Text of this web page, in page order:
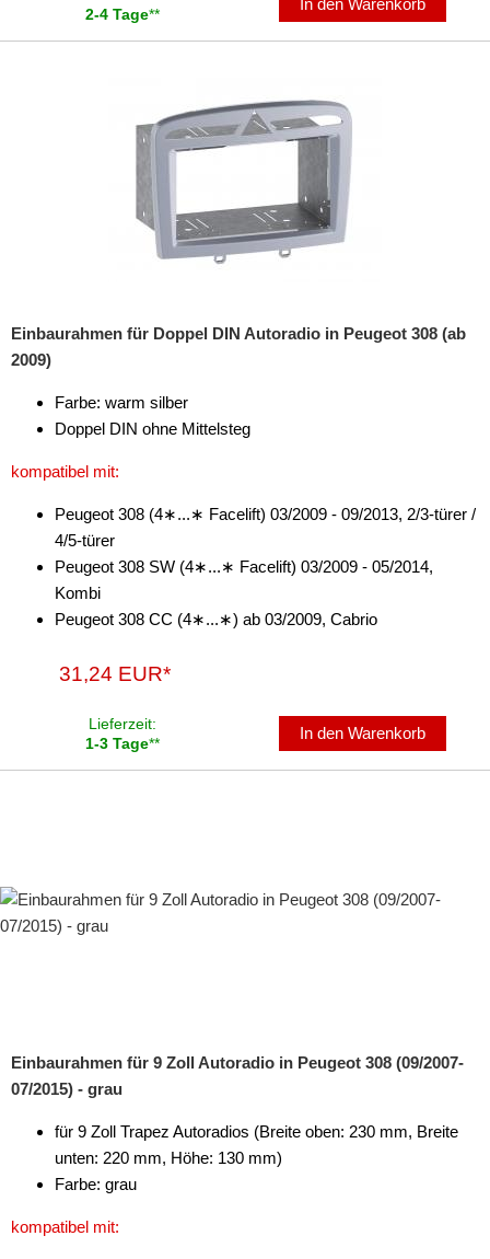
306
308
4007
4008
407
Boxer
e-Boxer
Expert
Traveller
für Ram
für Renault
für Rover
2-4 Tage**
In den Warenkorb
Einbaurahmen für Doppel DIN Autoradio in Peugeot 308 (ab
2009)
Farbe: warm silber
Doppel DIN ohne Mittelsteg
kompatibel mit:
Peugeot 308 (4∗...∗ Facelift) 03/2009 - 09/2013, 2/3-türer /
4/5-türer
Peugeot 308 SW (4∗...∗ Facelift) 03/2009 - 05/2014,
Kombi
Peugeot 308 CC (4∗...∗) ab 03/2009, Cabrio
31,24 EUR*
Lieferzeit:
1-3 Tage**
In den Warenkorb
Einbaurahmen für 9 Zoll Autoradio in Peugeot 308 (09/2007-
07/2015) - grau
für 9 Zoll Trapez Autoradios (Breite oben: 230 mm, Breite
unten: 220 mm, Höhe: 130 mm)
Farbe: grau
kompatibel mit: